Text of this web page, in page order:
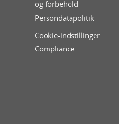
og forbehold
Persondatapolitik
Cookie-indstillinger
Compliance